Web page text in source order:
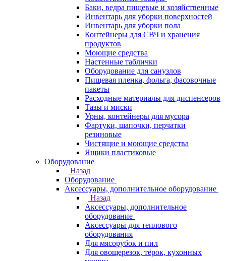
Баки, ведра пищевые и хозяйственные
Инвентарь для уборки поверхностей
Инвентарь для уборки пола
Контейнеры для СВЧ и хранения
продуктов
Моющие средства
Настенные таблички
Оборудование для санузлов
Пищевая пленка, фольга, фасовочные
пакеты
Расходные материалы для диспенсеров
Тазы и миски
Урны, контейнеры для мусора
Фартуки, шапочки, перчатки
резиновые
Чистящие и моющие средства
Ящики пластиковые
Оборудование
Назад
Оборудование
Аксессуары, дополнительное оборудование
Назад
Аксессуары, дополнительное
оборудование
Аксессуары для теплового
оборудования
Для мясорубок и пил
Для овощерезок, тёрок, кухонных